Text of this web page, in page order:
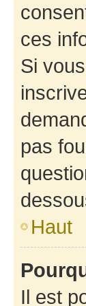
ces
Si
pas
Haut
Il est